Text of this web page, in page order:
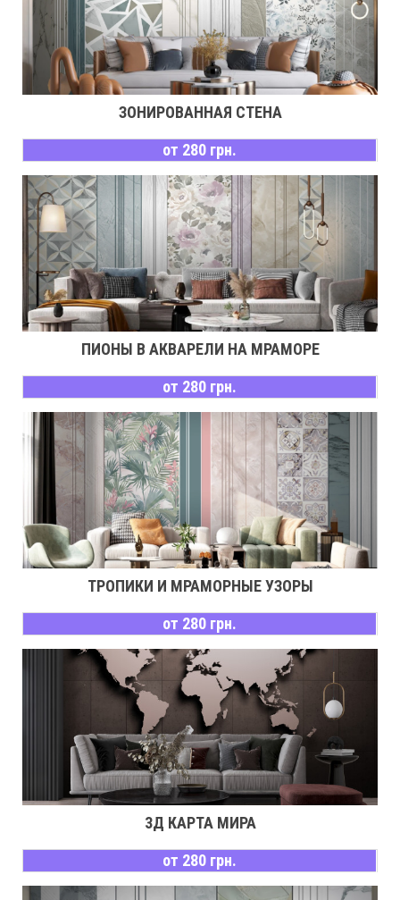
ЗОНИРОВАННАЯ СТЕНА
от 280 грн.
ПИОНЫ В АКВАРЕЛИ НА МРАМОРЕ
от 280 грн.
ТРОПИКИ И МРАМОРНЫЕ УЗОРЫ
от 280 грн.
3Д КАРТА МИРА
от 280 грн.